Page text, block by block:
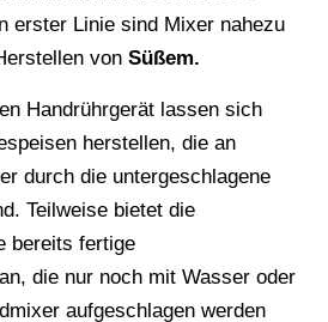
erster Linie sind Mixer nahezu
von Süßem.
Handrührgerät lassen sich
herstellen, die an
durch die untergeschlagene
Teilweise bietet die
bereits fertige
an, die nur noch mit Wasser oder
aufgeschlagen werden